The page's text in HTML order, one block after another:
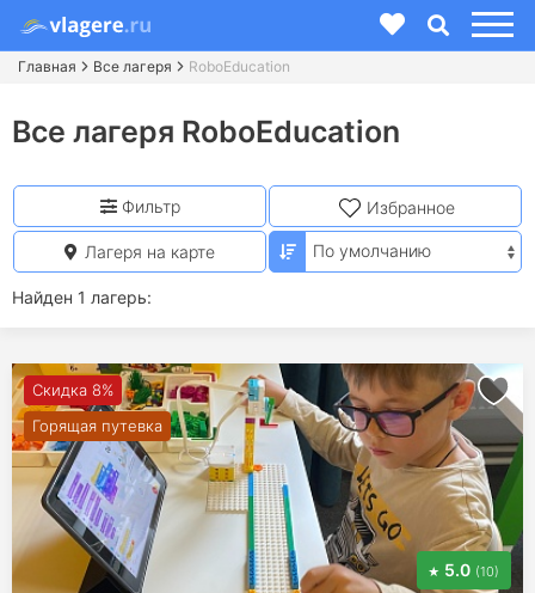
Главная Все лагеря RoboEducation
Все лагеря RoboEducation
Найден 1 лагерь:
Фильтр Избранное
Лагеря на карте
Скидка 8%
Горящая путевка
5.0 (10)